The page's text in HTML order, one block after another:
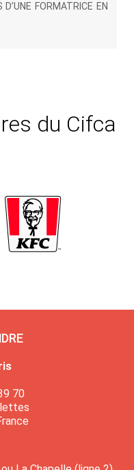
FORMATRICE EN
du Cifca
70